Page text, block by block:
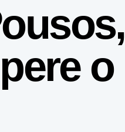
o